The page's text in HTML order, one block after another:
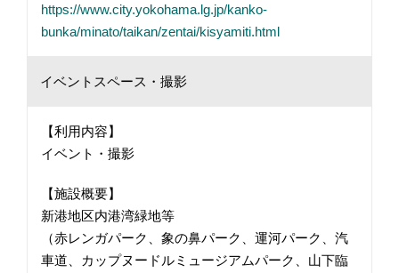
https://www.city.yokohama.lg.jp/kanko-
bunka/minato/taikan/zentai/kisyamiti.html
イベントスペース・撮影
【利用内容】
イベント・撮影
【施設概要】
新港地区内港湾緑地等
（赤レンガパーク、象の鼻パーク、運河パーク、汽
車道、カップヌードルミュージアムパーク、山下臨